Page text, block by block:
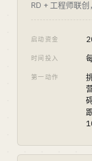
RD + 工程师联
启动资金
时间投入
第一动作